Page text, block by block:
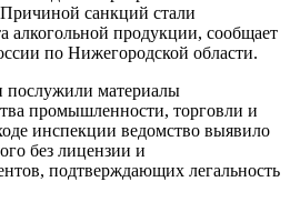
Причиной санкций стали
алкогольной продукции, сообщает
по Нижегородской области.
послужили материалы
промышленности, торговли и
инспекции ведомство выявило
без лицензии и
подтверждающих легальность